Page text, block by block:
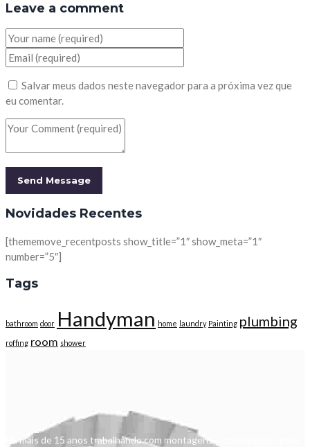
Leave a comment
Salvar meus dados neste navegador para a próxima vez que
eu comentar.
Novidades Recentes
[thememove_recentposts show_title=”1″ show_meta=”1″
number=”5″]
Tags
bathroom door Handyman home laundry Painting plumbing
roffing room shower
Há mais de 15 anos trabalhando com montagens e construções para